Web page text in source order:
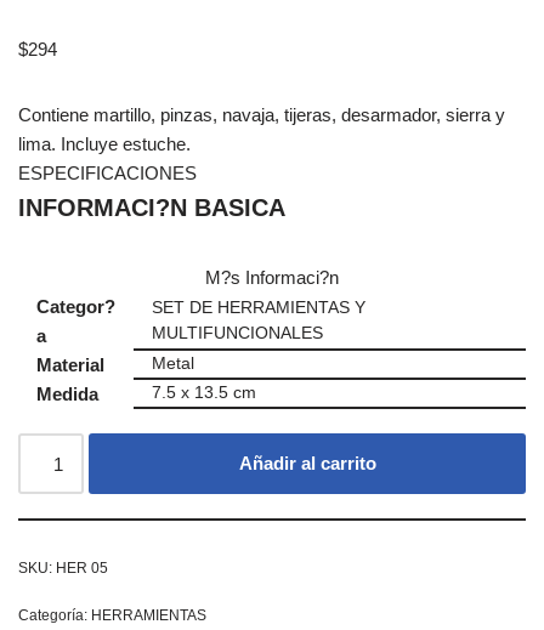
$294
Contiene martillo, pinzas, navaja, tijeras, desarmador, sierra y
lima. Incluye estuche.
ESPECIFICACIONES
INFORMACI?N BASICA
M?s Informaci?n
Categor?
a
SET DE HERRAMIENTAS Y
MULTIFUNCIONALES
Material Metal
Medida 7.5 x 13.5 cm
Añadir al carrito
SKU: HER 05
Categoría: HERRAMIENTAS